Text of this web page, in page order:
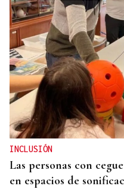
INCLUSIÓN
Las personas con
en espacios de